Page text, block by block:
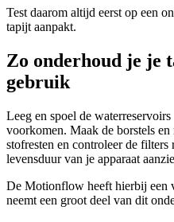
Test daarom altijd eerst op een
tapijt aanpakt.
Zo onderhoud je je
gebruik
Leeg en spoel de
voorkomen. Maak de borstels
stofresten en controleer de
levensduur van je apparaat
De Motionflow heeft hierbij een
neemt een groot deel van dit